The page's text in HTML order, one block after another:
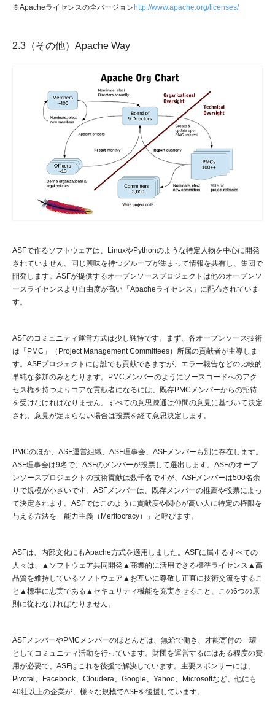
※Apacheライセンスの全バージョン http://www.apache.org/licenses/
2.3（その他）Apache Way
ASFで作るソフトウェアは、LinuxやPythonのような特定人物を中心に開発
されていません。同じ興味を持つグループが集まって情報を共有し、集団で
開発します。ASFが提供するオープンソースプロジェクトは他のオープンソ
ースライセンスより自由度が高い「Apacheライセンス」に配布されていま
す。
ASFのコミュニティ運営方式は少し独特です。まず、各オープンソース技術
は「PMC」（Project Management Committees）所属の貢献者が主導しま
す。ASFプロジェクトには誰でも貢献できますが、エラー報告などの比較的
単純な参加のみとなります。PMCメンバーのようにソースコードへのアク
セス権を持つよりコアな貢献者になるには、既存PMCメンバーからの招待
を受けなければなりません。すべての意思疎通は仲間の意見に基づいて決定
され、意見が定まらない場合は投票を経て意思決定します。
PMCのほか、ASF運営組織、ASF理事会、ASFメンバーも別に存在します。
ASF理事会は9名で、ASFのメンバーが投票して選出します。ASFのオープ
ンソースプロジェクトの技術貢献は数千名ですが、ASFメンバーは500名余
りで規模が小さいです。ASFメンバーは、既存メンバーの推薦や投票によっ
て決定されます。ASFではこのように貢献度や関心が高い人に特定の権限を
与える方法を「能力主義（Meritocracy）」と呼びます。
ASFは、内部文化にもApache方式を適用しました。ASFに属するすべての
人々は、▲ソフトウェア共同開発▲商業的に活用できる標準ライセンス▲高
品質を維持しているソフトウェア▲お互いに尊敬し正直に技術交流をするこ
と▲標準に忠実である▲セキュリティ機能を充実させること、この6つの原
則に従わなければなりません。
ASFメンバーやPMCメンバーのほとんどは、無給で働き、才能寄付の一環
としてコミュニティ活動を行っています。財団を運営するにはある程度の費
用が必要で、ASFはこれを後援で解決しています。主要スポンサーには、
Pivotal、Facebook、Cloudera、Google、Yahoo、Microsoftなど、他にも
40社以上の企業が、様々な規模でASFを後援しています。